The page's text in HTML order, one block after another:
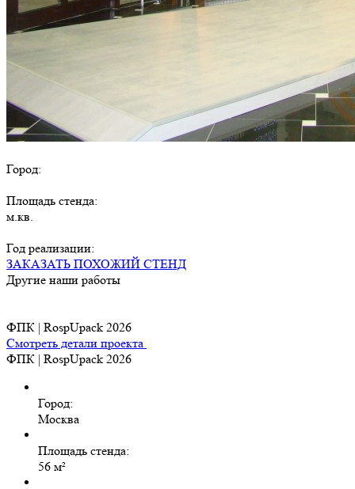
Город:
Площадь стенда:
м.кв.
Год реализации:
ЗАКАЗАТЬ ПОХОЖИЙ СТЕНД
Другие наши работы
ФПК | RospUpack 2026
Смотреть детали проекта
ФПК | RospUpack 2026
Город:
Москва
Площадь стенда:
56 м²